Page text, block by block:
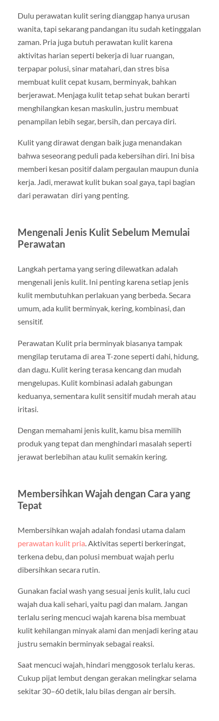
Dulu perawatan kulit sering dianggap hanya urusan
wanita, tapi sekarang pandangan itu sudah ketinggalan
zaman. Pria juga butuh perawatan kulit karena
aktivitas harian seperti bekerja di luar ruangan,
terpapar polusi, sinar matahari, dan stres bisa
membuat kulit cepat kusam, berminyak, bahkan
berjerawat. Menjaga kulit tetap sehat bukan berarti
menghilangkan kesan maskulin, justru membuat
penampilan lebih segar, bersih, dan percaya diri.
Kulit yang dirawat dengan baik juga menandakan
bahwa seseorang peduli pada kebersihan diri. Ini bisa
memberi kesan positif dalam pergaulan maupun dunia
kerja. Jadi, merawat kulit bukan soal gaya, tapi bagian
dari perawatan diri yang penting.
Mengenali Jenis Kulit Sebelum Memulai
Perawatan
Langkah pertama yang sering dilewatkan adalah
mengenali jenis kulit. Ini penting karena setiap jenis
kulit membutuhkan perlakuan yang berbeda. Secara
umum, ada kulit berminyak, kering, kombinasi, dan
sensitif.
Perawatan Kulit pria berminyak biasanya tampak
mengilap terutama di area T-zone seperti dahi, hidung,
dan dagu. Kulit kering terasa kencang dan mudah
mengelupas. Kulit kombinasi adalah gabungan
keduanya, sementara kulit sensitif mudah merah atau
iritasi.
Dengan memahami jenis kulit, kamu bisa memilih
produk yang tepat dan menghindari masalah seperti
jerawat berlebihan atau kulit semakin kering.
Membersihkan Wajah dengan Cara yang
Tepat
Membersihkan wajah adalah fondasi utama dalam
perawatan kulit pria . Aktivitas seperti berkeringat,
terkena debu, dan polusi membuat wajah perlu
dibersihkan secara rutin.
Gunakan facial wash yang sesuai jenis kulit, lalu cuci
wajah dua kali sehari, yaitu pagi dan malam. Jangan
terlalu sering mencuci wajah karena bisa membuat
kulit kehilangan minyak alami dan menjadi kering atau
justru semakin berminyak sebagai reaksi.
Saat mencuci wajah, hindari menggosok terlalu keras.
Cukup pijat lembut dengan gerakan melingkar selama
sekitar 30–60 detik, lalu bilas dengan air bersih.